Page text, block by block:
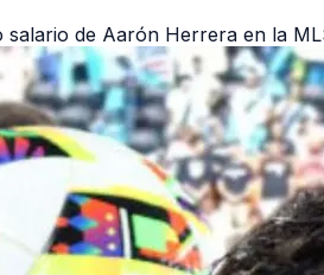
salario de Aarón Herrera en la